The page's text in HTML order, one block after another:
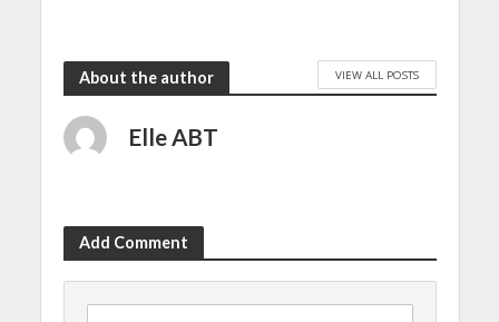
About the author VIEW ALL POSTS
Elle ABT
Add Comment